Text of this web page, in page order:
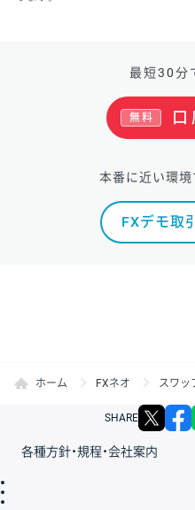
最短30分
無料
本番に近い環
FXデモ取
ホーム FXネオ スワッ
SHARE
各種方針・規程・会社案内